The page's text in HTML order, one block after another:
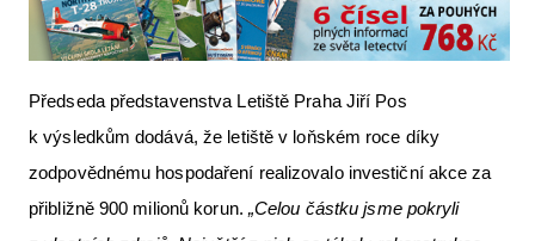
Předseda představenstva Letiště Praha Jiří Pos
k výsledkům dodává, že letiště v loňském roce díky
zodpovědnému hospodaření realizovalo investiční akce za
přibližně 900 milionů korun. „Celou částku jsme pokryli